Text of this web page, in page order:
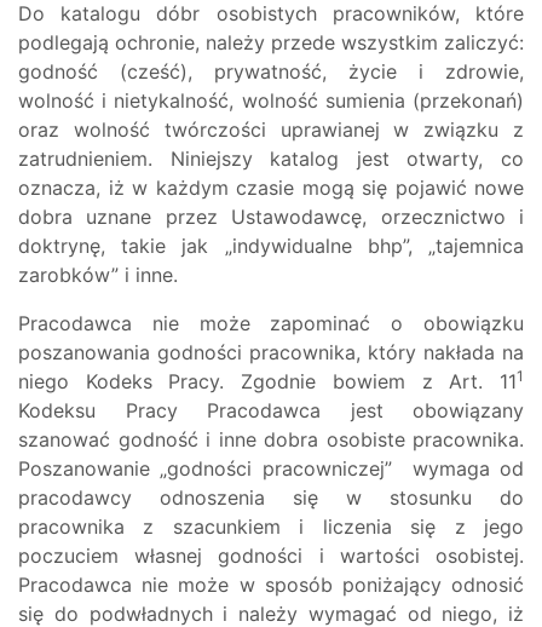
Do katalogu dóbr osobistych pracowników, które
podlegają ochronie, należy przede wszystkim zaliczyć:
godność (cześć), prywatność, życie i zdrowie,
wolność i nietykalność, wolność sumienia (przekonań)
oraz wolność twórczości uprawianej w związku z
zatrudnieniem. Niniejszy katalog jest otwarty, co
oznacza, iż w każdym czasie mogą się pojawić nowe
dobra uznane przez Ustawodawcę, orzecznictwo i
doktrynę, takie jak „indywidualne bhp”, „tajemnica
zarobków” i inne.
Pracodawca nie może zapominać o obowiązku
poszanowania godności pracownika, który nakłada na
niego Kodeks Pracy. Zgodnie bowiem z Art. 111
Kodeksu Pracy Pracodawca jest obowiązany
szanować godność i inne dobra osobiste pracownika.
Poszanowanie „godności pracowniczej” wymaga od
pracodawcy odnoszenia się w stosunku do
pracownika z szacunkiem i liczenia się z jego
poczuciem własnej godności i wartości osobistej.
Pracodawca nie może w sposób poniżający odnosić
się do podwładnych i należy wymagać od niego, iż